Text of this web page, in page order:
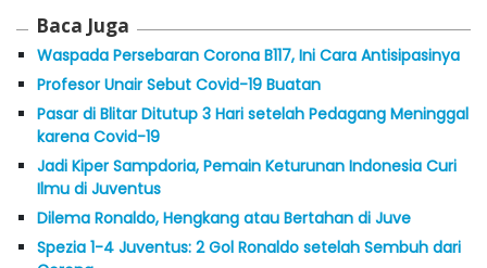
Baca Juga
Waspada Persebaran Corona B117, Ini Cara Antisipasinya
Profesor Unair Sebut Covid-19 Buatan
Pasar di Blitar Ditutup 3 Hari setelah Pedagang Meninggal
karena Covid-19
Jadi Kiper Sampdoria, Pemain Keturunan Indonesia Curi
Ilmu di Juventus
Dilema Ronaldo, Hengkang atau Bertahan di Juve
Spezia 1-4 Juventus: 2 Gol Ronaldo setelah Sembuh dari